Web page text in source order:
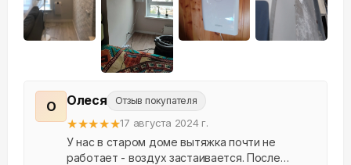
О Олеся Отзыв покупателя
★★★★★17 августа 2024 г.
У нас в старом доме вытяжка почти не
работает - воздух застаивается. После